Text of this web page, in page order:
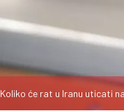
Koliko će rat u Iranu uticati